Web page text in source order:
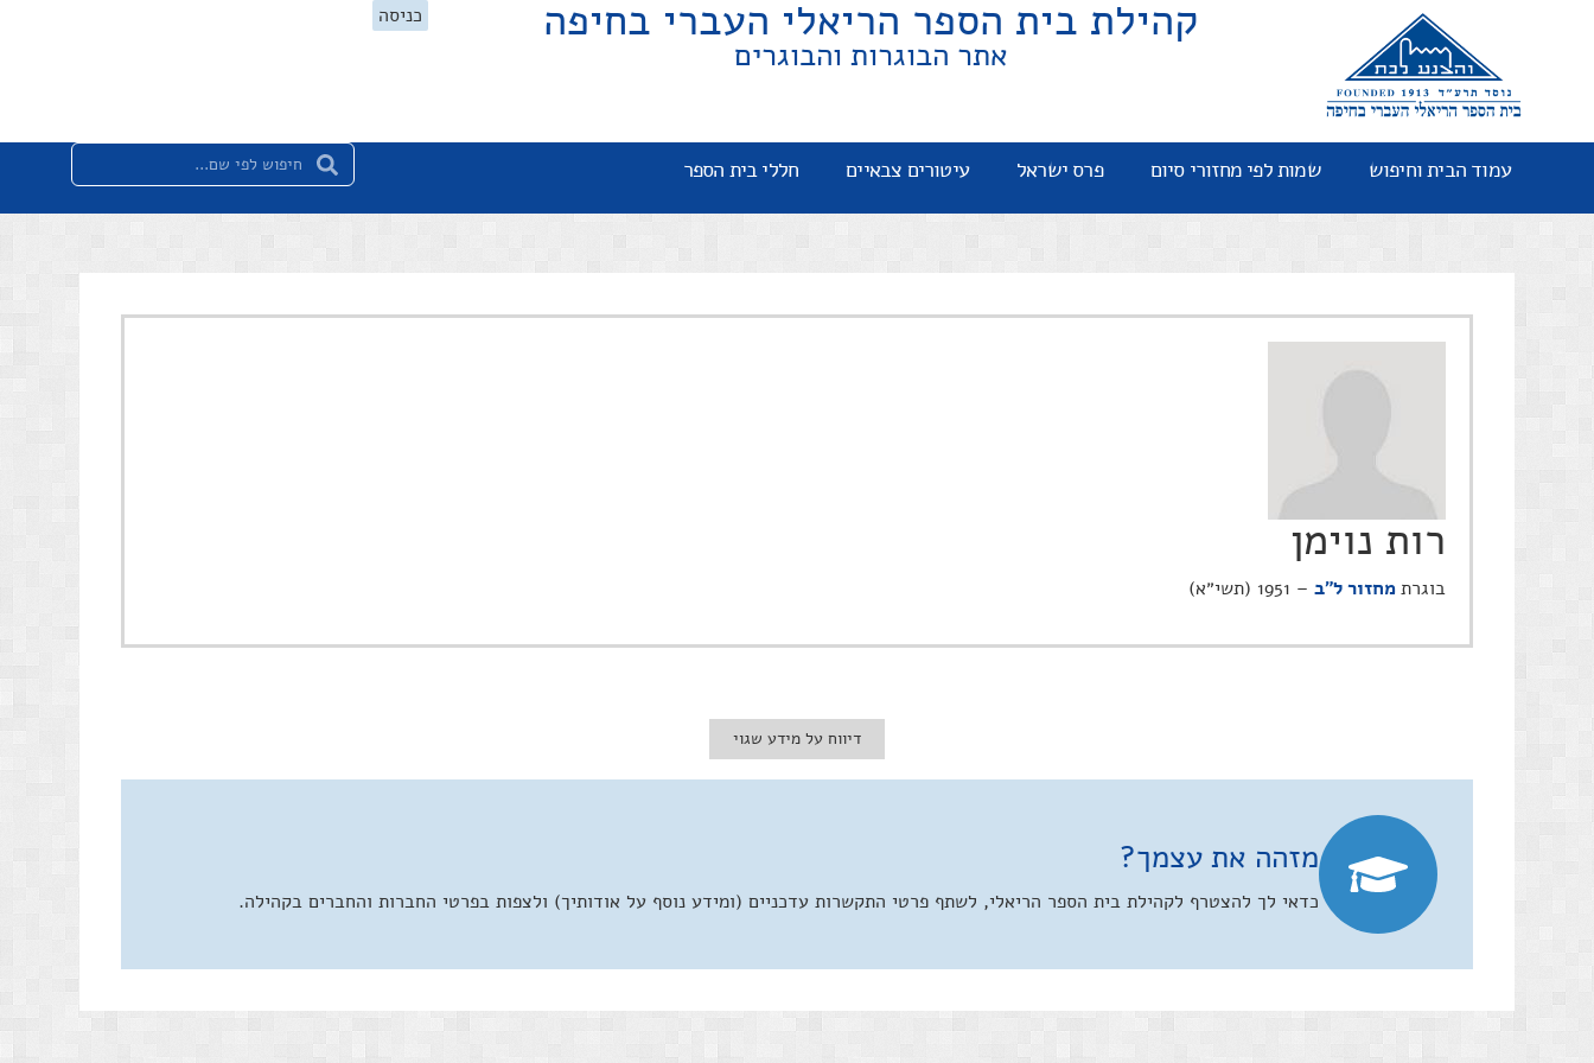
קהילת בית הספר הריאלי העברי בחיפה
אתר הבוגרות והבוגרים
כניסה
עמוד הבית וחיפוש שמות לפי מחזורי סיום פרס ישראל עיטורים צבאיים חללי בית הספר
רות נוימן
בוגרתמחזור ל"ב – 1951 (תשי״א)
דיווח על מידע שגוי
מזהה את עצמך?
כדאי לך להצטרף לקהילת בית הספר הריאלי, לשתף פרטי התקשרות עדכניים (ומידע נוסף על אודותיך) ולצפות בפרטי החברות והחברים בקהילה.